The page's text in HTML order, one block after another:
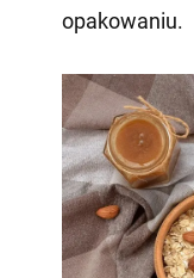
opakowaniu.